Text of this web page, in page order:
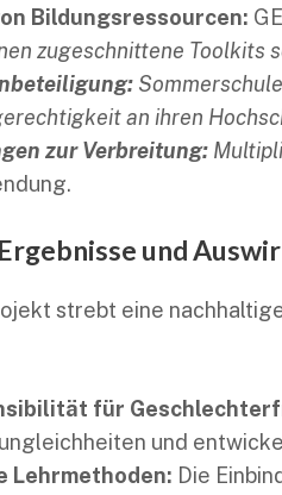
Bildungsressourcen:
zugeschnittene Toolkits
an ihren
zur Verbreitung:
und
strebt eine
für
und
Lehrmethoden: Die